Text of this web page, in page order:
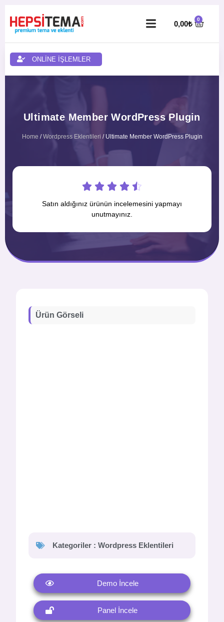
0,00₺
ONLİNE İŞLEMLER
Ultimate Member WordPress Plugin
Home /Wordpress Eklentileri / Ultimate Member WordPress Plugin
    
Satın aldığınız ürünün incelemesini yapmayı
unutmayınız.
Ürün Görseli
Kategoriler : Wordpress Eklentileri
Demo İncele
Panel İncele